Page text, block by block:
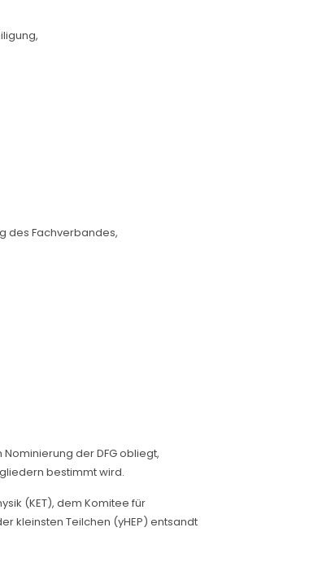
des Fachverbandes,
der DFG obliegt,
bestimmt wird.
(KET), dem Komitee für
kleinsten Teilchen (yHEP) entsandt